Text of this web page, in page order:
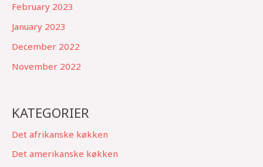
February 2023
January 2023
December 2022
November 2022
KATEGORIER
Det afrikanske køkken
Det amerikanske køkken